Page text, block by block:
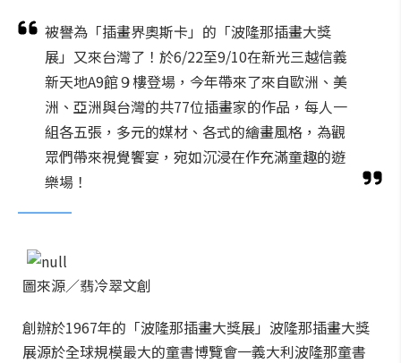
被譽為「插畫界奧斯卡」的「波隆那插畫大獎
展」又來台灣了！於6/22至9/10在新光三越信義
新天地A9館９樓登場，今年帶來了來自歐洲、美
洲、亞洲與台灣的共77位插畫家的作品，每人一
組各五張，多元的媒材、各式的繪畫風格，為觀
眾們帶來視覺饗宴，宛如沉浸在作充滿童趣的遊
樂場！
圖來源／翡冷翠文創
創辦於1967年的「波隆那插畫大獎展」波隆那插畫大獎
展源於全球規模最大的童書博覽會一義大利波隆那童書